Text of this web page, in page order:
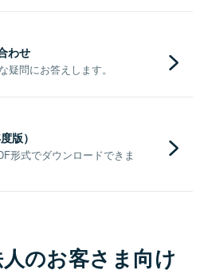
わせ
問にお答えします。
版）
形式でダウンロードできま
のお客さま向け